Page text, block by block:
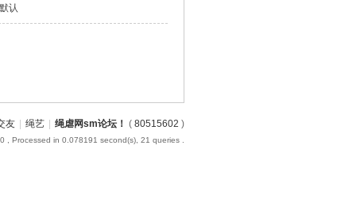
认
友 | 绳艺 | 绳虐网sm论坛！ ( 80515602 )
, Processed in 0.078191 second(s), 21 queries .